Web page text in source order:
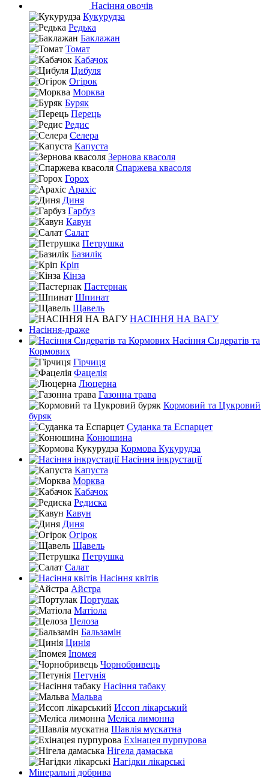
Насіння овочів
Кукурудза
Редька
Баклажан
Томат
Кабачок
Цибуля
Огірок
Морква
Буряк
Перець
Редис
Селера
Капуста
Зернова квасоля
Спаржева квасоля
Горох
Арахіс
Диня
Гарбуз
Кавун
Салат
Петрушка
Базилік
Кріп
Кінза
Пастернак
Шпинат
Щавель
НАСІННЯ НА ВАГУ
Насіння-драже
Насіння Сидератів та
Кормових
Гірчиця
Фацелія
Люцерна
Газонна трава
Кормовий та Цукровий
буряк
Суданка та Еспарцет
Конюшина
Кормова Кукурудза
Насіння інкрустації
Капуста
Морква
Кабачок
Редиска
Кавун
Диня
Огірок
Щавель
Петрушка
Салат
Насіння квітів
Айстра
Портулак
Матіола
Целоза
Бальзамін
Цинія
Іпомея
Чорнобривець
Петунія
Насіння табаку
Мальва
Иссоп лікарський
Меліса лимонна
Шавлія мускатна
Ехінацея пурпурова
Нігела дамаська
Нагідки лікарські
Мінеральні добрива